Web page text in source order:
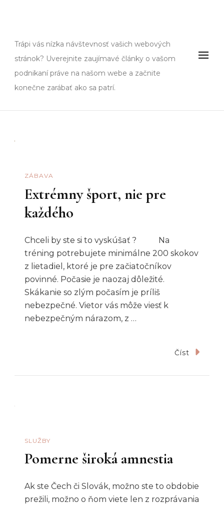
Trápi vás nízka návštevnosť vašich webových
stránok? Uverejnite zaujímavé články o vašom
podnikaní práve na našom webe a začnite
konečne zarábať ako sa patrí.
ZÁBAVA
Extrémny šport, nie pre
každého
Chceli by ste si to vyskúšať ? Na
tréning potrebujete minimálne 200 skokov
z lietadiel, ktoré je pre začiatočníkov
povinné. Počasie je naozaj dôležité.
Skákanie so zlým počasím je príliš
nebezpečné. Vietor vás môže viesť k
nebezpečným nárazom, z …
Číst
SLUŽBY
Pomerne široká amnestia
Ak ste Čech či Slovák, možno ste to obdobie
prežili, možno o ňom viete len z rozprávania